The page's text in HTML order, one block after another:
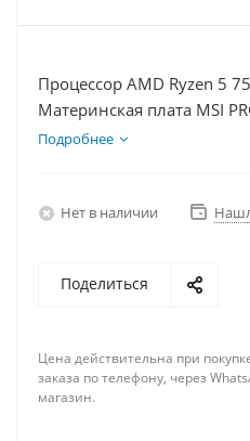
Процессор AMD Ryzen 5
Материнская плата MSI
RTX 5060Ti 8Гб, Память
Подробнее
Нет в наличии
Поделиться
Цена действительна при
заказа по телефону, через
магазин.